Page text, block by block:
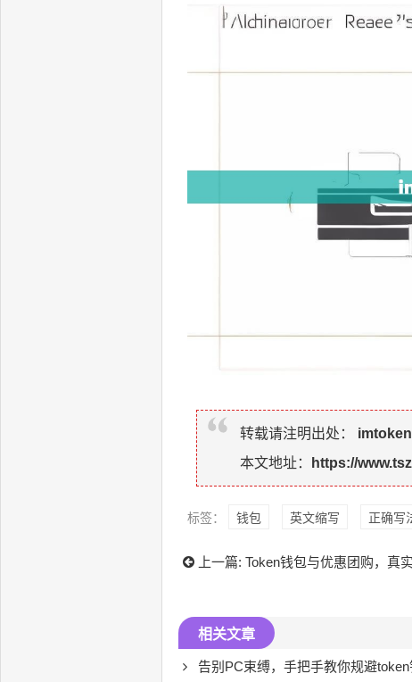
转载请注明出处：
本文地址：
https://
标签： 钱包 英文缩写 正确写
上一篇: Token钱包与优惠团购，真
相关文章
告别PC束缚，手把手教你规避token钱包下载到手机的样本